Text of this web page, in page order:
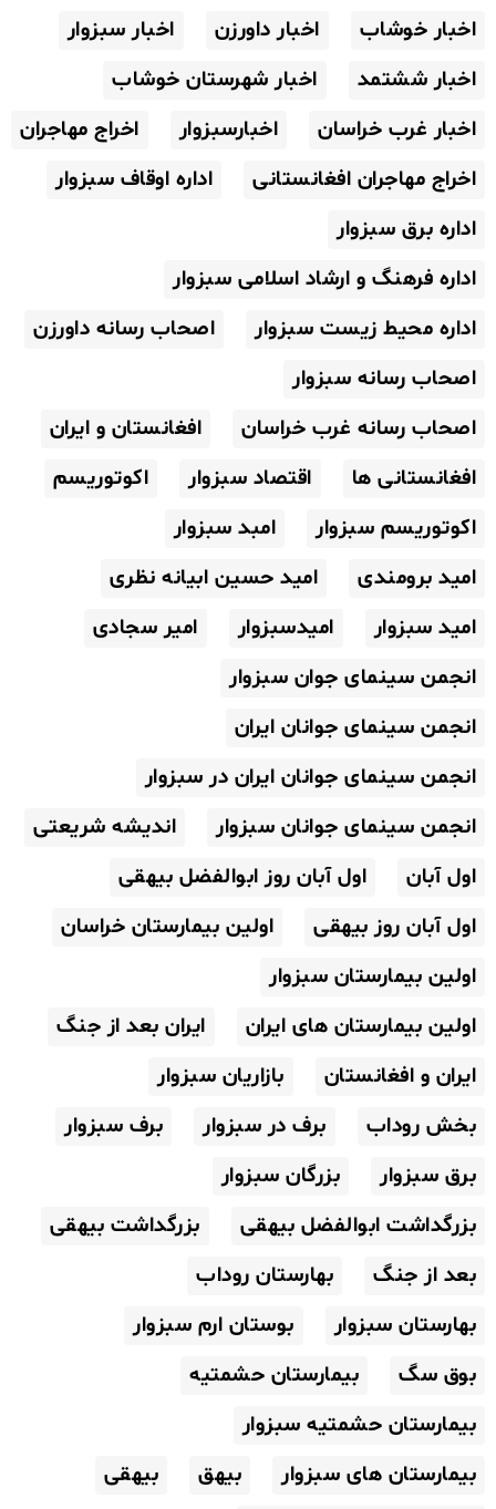
اخبار خوشاب
اخبار داورزن
اخبار سبزوار
اخبار ششتمد
اخبار شهرستان خوشاب
اخبار غرب خراسان
اخبارسبزوار
اخراج مهاجران
اخراج مهاجران افغانستانی
اداره اوقاف سبزوار
اداره برق سبزوار
اداره فرهنگ و ارشاد اسلامی سبزوار
اداره محیط زیست سبزوار
اصحاب رسانه داورزن
اصحاب رسانه سبزوار
اصحاب رسانه غرب خراسان
افغانستان و ایران
افغانستانی ها
اقتصاد سبزوار
اکوتوریسم
اکوتوریسم سبزوار
امبد سبزوار
امید برومندی
امید حسین ابیانه نظری
امید سبزوار
امیدسبزوار
امیر سجادی
انجمن سینمای جوان سبزوار
انجمن سینمای جوانان ایران
انجمن سینمای جوانان ایران در سبزوار
انجمن سینمای جوانان سبزوار
اندیشه شریعتی
اول آبان
اول آبان روز ابوالفضل بیهقی
اول آبان روز بیهقی
اولین بیمارستان خراسان
اولین بیمارستان سبزوار
اولین بیمارستان های ایران
ایران بعد از جنگ
ایران و افغانستان
بازاریان سبزوار
بخش روداب
برف در سبزوار
برف سبزوار
برق سبزوار
بزرگان سبزوار
بزرگداشت ابوالفضل بیهقی
بزرگداشت بیهقی
بعد از جنگ
بهارستان روداب
بهارستان سبزوار
بوستان ارم سبزوار
بوق سگ
بیمارستان حشمتیه
بیمارستان حشمتیه سبزوار
بیمارستان های سبزوار
بیهق
بیهقی